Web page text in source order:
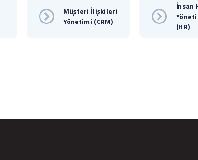
Müşteri İlişkileri
Yönetimi (CRM)
İnsan
(HR)